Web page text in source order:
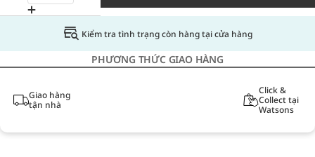
Kiểm tra tình trạng còn hàng tại cửa hàng
PHƯƠNG THỨC GIAO HÀNG
Giao hàng
tận nhà
Click &
Collect tại
Watsons